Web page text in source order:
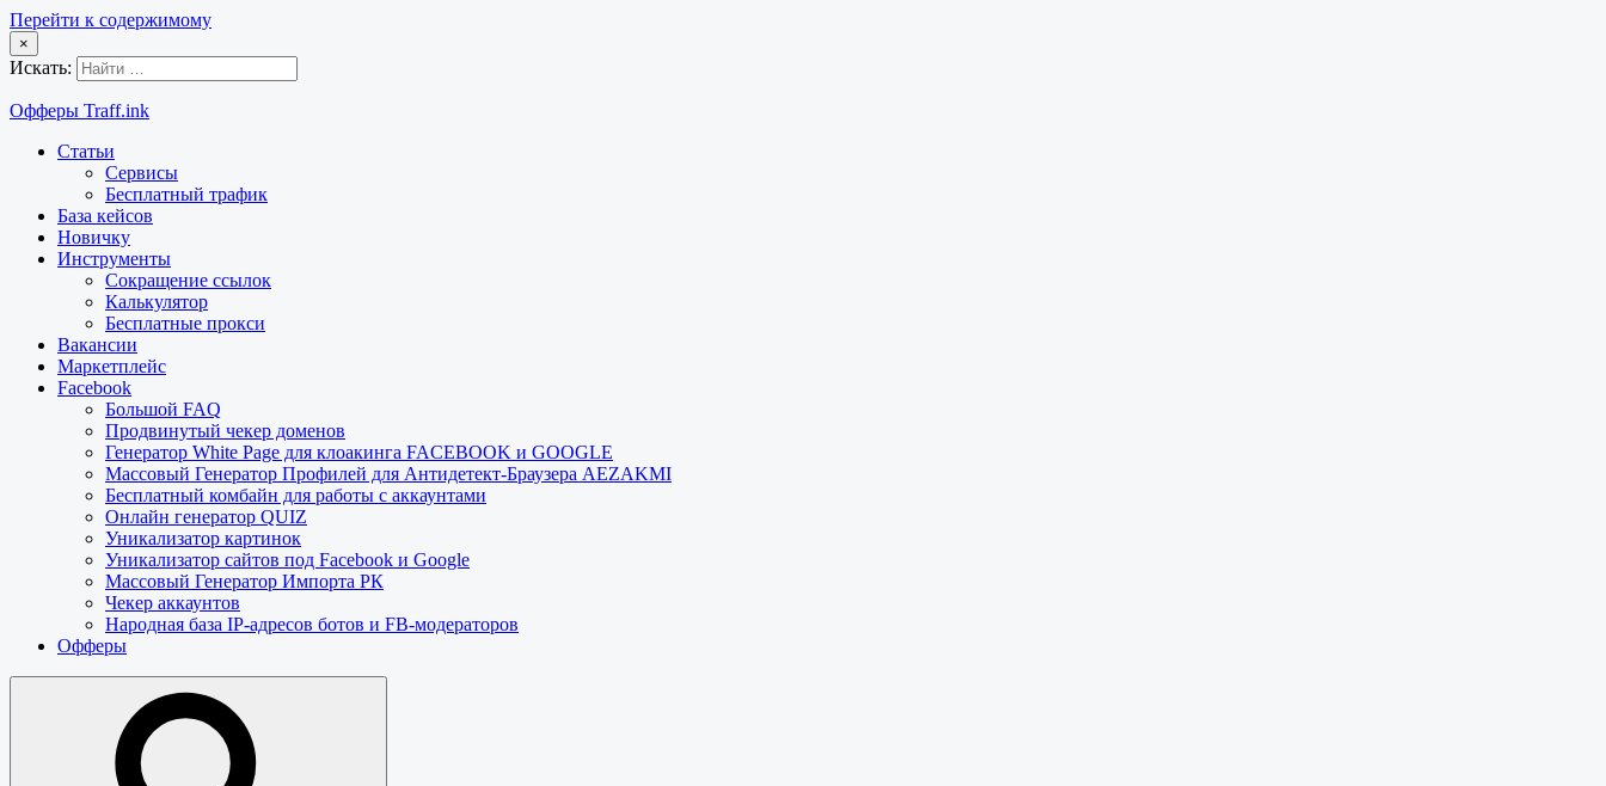
Перейти к содержимому
×
Искать:
Офферы Traff.ink
Статьи
Сервисы
Бесплатный трафик
База кейсов
Новичку
Инструменты
Сокращение ссылок
Калькулятор
Бесплатные прокси
Вакансии
Маркетплейс
Facebook
Большой FAQ
Продвинутый чекер доменов
Генератор White Page для клоакинга FACEBOOK и GOOGLE
Массовый Генератор Профилей для Антидетект-Браузера AEZAKMI
Бесплатный комбайн для работы с аккаунтами
Онлайн генератор QUIZ
Уникализатор картинок
Уникализатор сайтов под Facebook и Google
Массовый Генератор Импорта РК
Чекер аккаунтов
Народная база IP-адресов ботов и FB-модераторов
Офферы